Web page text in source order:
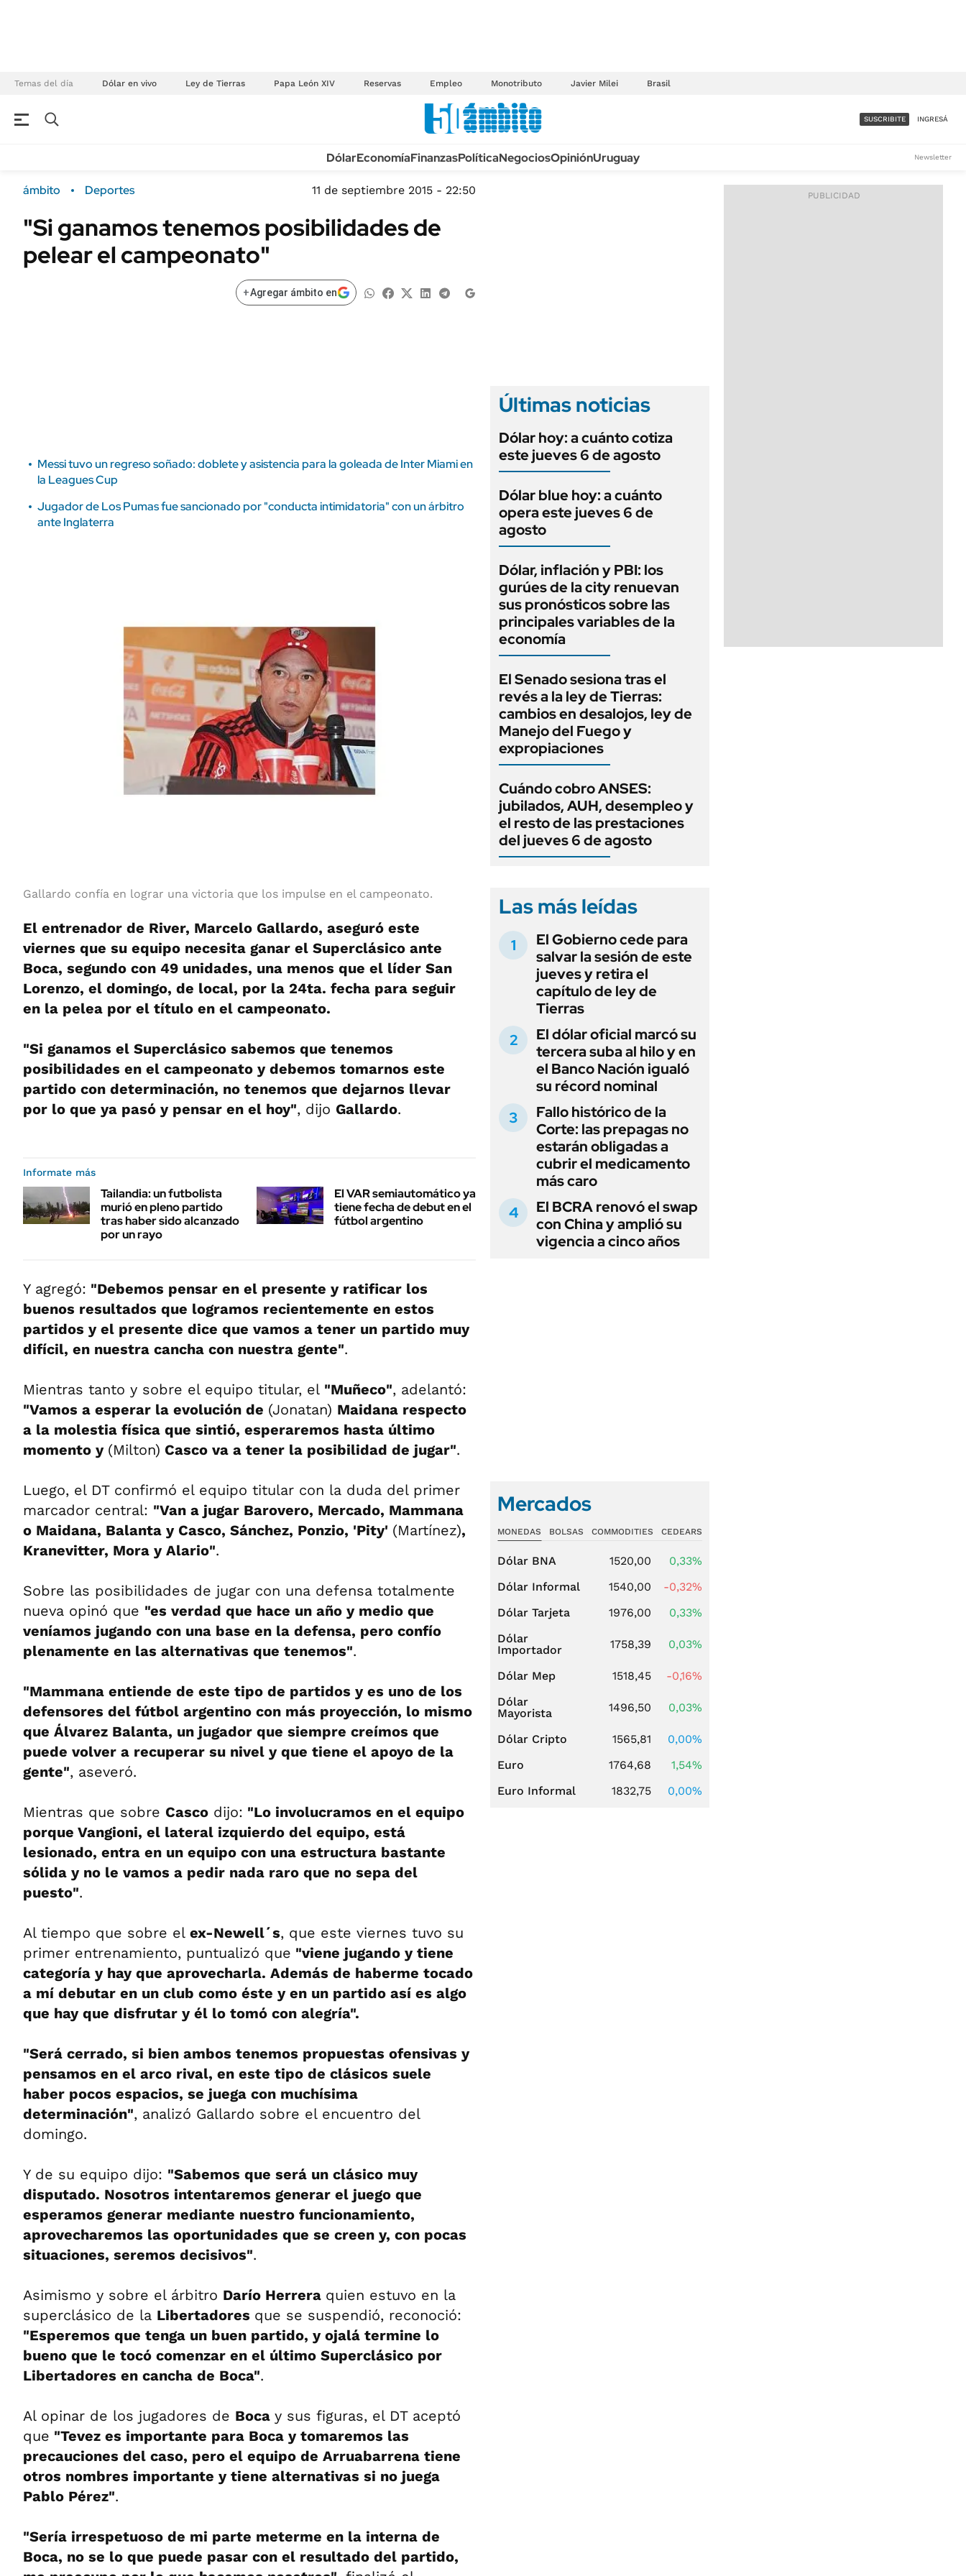
Temas del día Dólar en vivo Ley de Tierras Papa León XIV Reservas Empleo Monotributo Javier Milei Brasil
Campo
FINANZAS
Sustentabilidad
POLÍTICA
TECNOLOGÍA
MÉXICO
MUNDO
ACCESO FULL - $1.800/MES
SUSCRIBITE INGRESÁ
DólarEconomíaFinanzasPolíticaNegociosOpiniónUruguay Newsletter
ámbito Deportes 11 de septiembre 2015 - 22:50
"Si ganamos tenemos posibilidades de
pelear el campeonato"
+Agregar ámbito en
Messi tuvo un regreso soñado: doblete y asistencia para la goleada de Inter Miami en
la Leagues Cup
Jugador de Los Pumas fue sancionado por "conducta intimidatoria" con un árbitro
ante Inglaterra
Gallardo confía en lograr una victoria que los impulse en el campeonato.
El entrenador de River, Marcelo Gallardo, aseguró este
viernes que su equipo necesita ganar el Superclásico ante
Boca, segundo con 49 unidades, una menos que el líder San
Lorenzo, el domingo, de local, por la 24ta. fecha para seguir
en la pelea por el título en el campeonato.
"Si ganamos el Superclásico sabemos que tenemos
posibilidades en el campeonato y debemos tomarnos este
partido con determinación, no tenemos que dejarnos llevar
por lo que ya pasó y pensar en el hoy", dijo Gallardo.
Informate más
Tailandia: un futbolista
murió en pleno partido
tras haber sido alcanzado
por un rayo
El VAR semiautomático ya
tiene fecha de debut en el
fútbol argentino
Y agregó: "Debemos pensar en el presente y ratificar los
buenos resultados que logramos recientemente en estos
partidos y el presente dice que vamos a tener un partido muy
difícil, en nuestra cancha con nuestra gente".
Mientras tanto y sobre el equipo titular, el "Muñeco", adelantó:
"Vamos a esperar la evolución de (Jonatan) Maidana respecto
a la molestia física que sintió, esperaremos hasta último
momento y (Milton) Casco va a tener la posibilidad de jugar".
Luego, el DT confirmó el equipo titular con la duda del primer
marcador central: "Van a jugar Barovero, Mercado, Mammana
o Maidana, Balanta y Casco, Sánchez, Ponzio, 'Pity' (Martínez),
Kranevitter, Mora y Alario".
Sobre las posibilidades de jugar con una defensa totalmente
nueva opinó que "es verdad que hace un año y medio que
veníamos jugando con una base en la defensa, pero confío
plenamente en las alternativas que tenemos".
"Mammana entiende de este tipo de partidos y es uno de los
defensores del fútbol argentino con más proyección, lo mismo
que Álvarez Balanta, un jugador que siempre creímos que
puede volver a recuperar su nivel y que tiene el apoyo de la
gente", aseveró.
Mientras que sobre Casco dijo: "Lo involucramos en el equipo
porque Vangioni, el lateral izquierdo del equipo, está
lesionado, entra en un equipo con una estructura bastante
sólida y no le vamos a pedir nada raro que no sepa del
puesto".
Al tiempo que sobre el ex-Newell´s, que este viernes tuvo su
primer entrenamiento, puntualizó que "viene jugando y tiene
categoría y hay que aprovecharla. Además de haberme tocado
a mí debutar en un club como éste y en un partido así es algo
que hay que disfrutar y él lo tomó con alegría".
"Será cerrado, si bien ambos tenemos propuestas ofensivas y
pensamos en el arco rival, en este tipo de clásicos suele
haber pocos espacios, se juega con muchísima
determinación", analizó Gallardo sobre el encuentro del
domingo.
Y de su equipo dijo: "Sabemos que será un clásico muy
disputado. Nosotros intentaremos generar el juego que
esperamos generar mediante nuestro funcionamiento,
aprovecharemos las oportunidades que se creen y, con pocas
situaciones, seremos decisivos".
Asimismo y sobre el árbitro Darío Herrera quien estuvo en la
superclásico de la Libertadores que se suspendió, reconoció:
"Esperemos que tenga un buen partido, y ojalá termine lo
bueno que le tocó comenzar en el último Superclásico por
Libertadores en cancha de Boca".
Al opinar de los jugadores de Boca y sus figuras, el DT aceptó
que "Tevez es importante para Boca y tomaremos las
precauciones del caso, pero el equipo de Arruabarrena tiene
otros nombres importante y tiene alternativas si no juega
Pablo Pérez".
"Sería irrespetuoso de mi parte meterme en la interna de
Boca, no se lo que puede pasar con el resultado del partido,
Últimas noticias
Dólar hoy: a cuánto cotiza
este jueves 6 de agosto
Dólar blue hoy: a cuánto
opera este jueves 6 de
agosto
Dólar, inflación y PBI: los
gurúes de la city renuevan
sus pronósticos sobre las
principales variables de la
economía
El Senado sesiona tras el
revés a la ley de Tierras:
cambios en desalojos, ley de
Manejo del Fuego y
expropiaciones
Cuándo cobro ANSES:
jubilados, AUH, desempleo y
el resto de las prestaciones
del jueves 6 de agosto
Las más leídas
El Gobierno cede para
salvar la sesión de este
jueves y retira el
capítulo de ley de
Tierras
El dólar oficial marcó su
tercera suba al hilo y en
el Banco Nación igualó
su récord nominal
Fallo histórico de la
Corte: las prepagas no
estarán obligadas a
cubrir el medicamento
más caro
El BCRA renovó el swap
con China y amplió su
vigencia a cinco años
Mercados
MONEDAS BOLSAS COMMODITIES CEDEARS
Dólar BNA 1520,00
0,33%
Dólar Informal
1540,00
-0,32%
Dólar Tarjeta
1976,00
0,33%
Dólar
Importador
1758,39 0,03%
Dólar Mep 1518,45
-0,16%
Dólar
Mayorista
1496,50 0,03%
Dólar Cripto 1565,81
0,00%
Euro
1764,68
1,54%
Euro Informal
1832,75 0,00%